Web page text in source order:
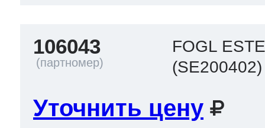
106043
FOGL
(SE200402)
Уточнить цену